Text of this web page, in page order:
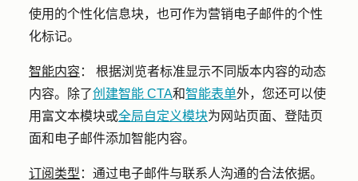
使用的个性化信息块，也可作为营销电子邮件的个性
化标记。
智能内容： 根据浏览者标准显示不同版本内容的动态
内容。除了创建智能 CTA和智能表单外，您还可以使
用富文本模块或全局自定义模块为网站页面、登陆页
面和电子邮件添加智能内容。
订阅类型 ： 通过电子邮件与联系人沟通的合法依据。